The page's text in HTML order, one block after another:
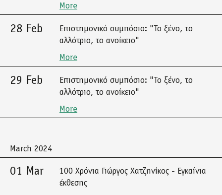
More
28 Feb
Επιστημονικό συμπόσιο: "Το ξένο, το
αλλότριο, το ανοίκειο"
More
29 Feb
Επιστημονικό συμπόσιο: "Το ξένο, το
αλλότριο, το ανοίκειο"
More
March 2024
01 Mar
100 Χρόνια Γιώργος Χατζηνίκος - Εγκαίνια
έκθεσης